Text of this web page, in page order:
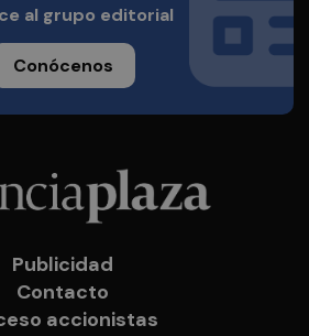
al grupo editorial
Conócenos
Publicidad
Contacto
accionistas